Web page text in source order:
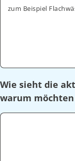
zum Beispiel
Wie sieht die
warum möchten